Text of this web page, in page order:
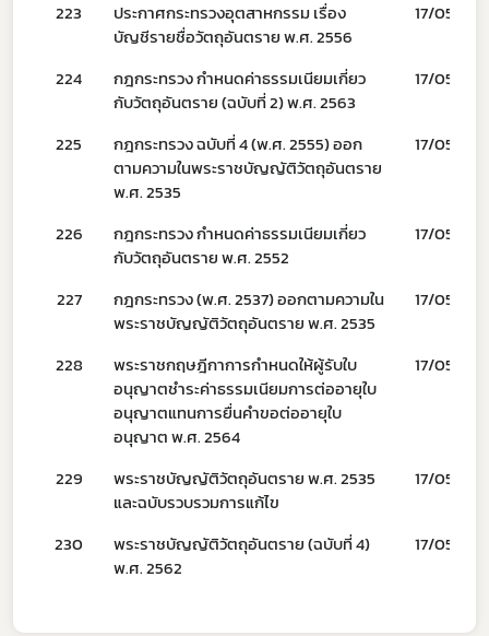
223
ประกาศกระทรวงอุตสาหกรรม เรื่อง
บัญชีรายชื่อวัตถุอันตราย พ.ศ. 2556
17/05/66
224
กฎกระทรวง กำหนดค่าธรรมเนียมเกี่ยว
กับวัตถุอันตราย (ฉบับที่ 2) พ.ศ. 2563
17/05/66
225
กฎกระทรวง ฉบับที่ 4 (พ.ศ. 2555) ออก
ตามความในพระราชบัญญัติวัตถุอันตราย
พ.ศ. 2535
17/05/66
226
กฎกระทรวง กำหนดค่าธรรมเนียมเกี่ยว
กับวัตถุอันตราย พ.ศ. 2552
17/05/66
227
กฎกระทรวง (พ.ศ. 2537) ออกตามความใน
พระราชบัญญัติวัตถุอันตราย พ.ศ. 2535
17/05/66
228
พระราชกฤษฎีกาการกำหนดให้ผู้รับใบ
อนุญาตชำระค่าธรรมเนียมการต่ออายุใบ
อนุญาตแทนการยื่นคำขอต่ออายุใบ
อนุญาต พ.ศ. 2564
17/05/66
229
พระราชบัญญัติวัตถุอันตราย พ.ศ. 2535
และฉบับรวบรวมการแก้ไข
17/05/66
230
พระราชบัญญัติวัตถุอันตราย (ฉบับที่ 4)
พ.ศ. 2562
17/05/66
เลือกหัวข้อที่ท่านต้องการ Subscribe
covid
ผู้ประกอบการณ์
พรบ